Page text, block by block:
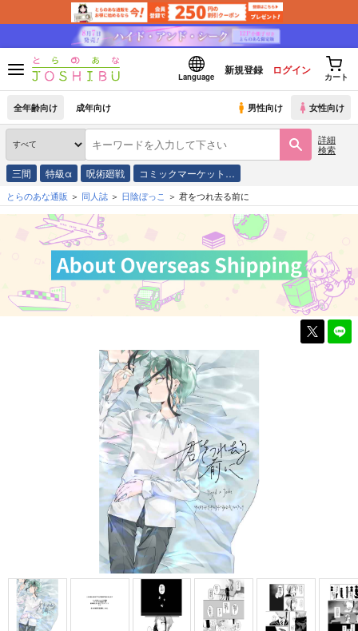
Language
新規登録 ログイン
カート
全年齢向け 成年向け 男性向け 女性向け
詳細
検索
三間 特級α 呪術廻戦 コミックマーケット…
とらのあな通販 同人誌 日陰ぼっこ 君をつれ去る前に